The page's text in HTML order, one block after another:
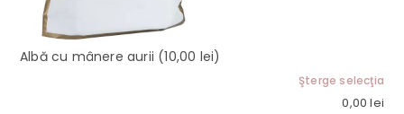
Albă cu mânere aurii (10,00 lei)
Şterge selecţia
0,00lei